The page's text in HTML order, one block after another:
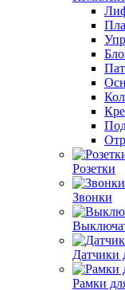
Розетки
Звонки
Датчики
Рамки